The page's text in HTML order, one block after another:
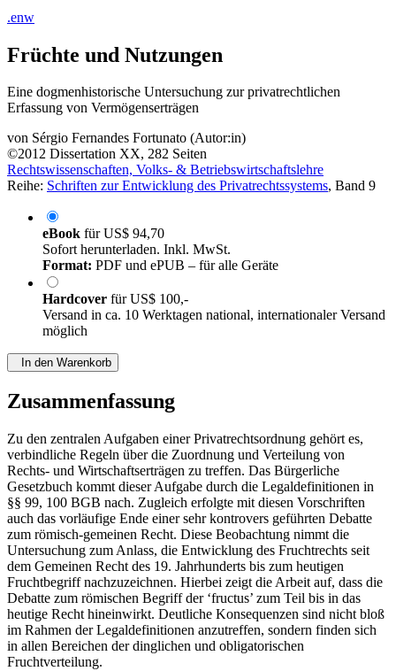
.enw
Früchte und Nutzungen
Eine dogmenhistorische Untersuchung zur privatrechtlichen
Erfassung von Vermögenserträgen
von Sérgio Fernandes Fortunato (Autor:in)
©2012 Dissertation XX, 282 Seiten
Rechtswissenschaften, Volks- & Betriebswirtschaftslehre
Reihe: Schriften zur Entwicklung des Privatrechtssystems, Band 9
eBook fürUS$ 94,70
Sofort herunterladen. Inkl. MwSt.
Format: PDF und ePUB – für alle Geräte
Hardcover fürUS$ 100,-
Versand in ca. 10 Werktagen national, internationaler Versand
möglich
In den Warenkorb
Zusammenfassung
Zu den zentralen Aufgaben einer Privatrechtsordnung gehört es,
verbindliche Regeln über die Zuordnung und Verteilung von
Rechts- und Wirtschaftserträgen zu treffen. Das Bürgerliche
Gesetzbuch kommt dieser Aufgabe durch die Legaldefinitionen in
§§ 99, 100 BGB nach. Zugleich erfolgte mit diesen Vorschriften
auch das vorläufige Ende einer sehr kontrovers geführten Debatte
zum römisch-gemeinen Recht. Diese Beobachtung nimmt die
Untersuchung zum Anlass, die Entwicklung des Fruchtrechts seit
dem Gemeinen Recht des 19. Jahrhunderts bis zum heutigen
Fruchtbegriff nachzuzeichnen. Hierbei zeigt die Arbeit auf, dass die
Debatte zum römischen Begriff der ‘fructus’ zum Teil bis in das
heutige Recht hineinwirkt. Deutliche Konsequenzen sind nicht bloß
im Rahmen der Legaldefinitionen anzutreffen, sondern finden sich
in allen Bereichen der dinglichen und obligatorischen
Fruchtverteilung.